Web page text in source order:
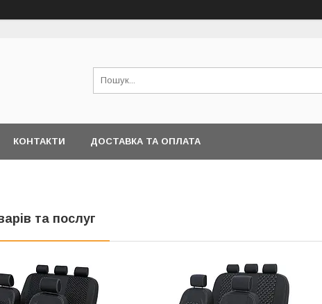
КОНТАКТИ ДОСТАВКА ТА ОПЛАТА
та послуг